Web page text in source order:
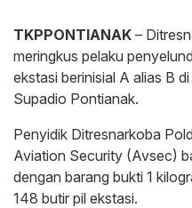
TKPPONTIANAK –
meringkus pelaku
ekstasi berinisial A alias B
Supadio Pontianak.
Penyidik Ditresnarkoba
Aviation Security (Avsec)
dengan barang bukti 1
148 butir pil ekstasi.